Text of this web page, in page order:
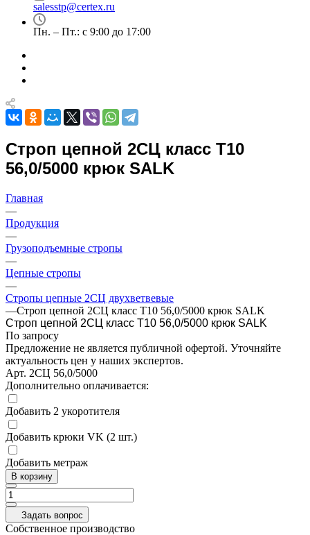
salesstp@certex.ru
Пн. – Пт.: с 9:00 до 17:00
Строп цепной 2СЦ класс Т10
56,0/5000 крюк SALK
Главная
—
Продукция
—
Грузоподъемные стропы
—
Цепные стропы
—
Стропы цепные 2СЦ двухветвевые
—Строп цепной 2СЦ класс Т10 56,0/5000 крюк SALK
Строп цепной 2СЦ класс Т10 56,0/5000 крюк SALK
По запросу
Предложение не является публичной офертой. Уточняйте
актуальность цен у наших экспертов.
Арт. 2СЦ 56,0/5000
Дополнительно оплачивается:
Добавить 2 укоротителя
Добавить крюки VK (2 шт.)
Добавить метраж
В корзину
Задать вопрос
Собственное производство